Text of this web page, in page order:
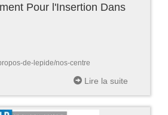
Pour l'Insertion Dans
de-lepide/nos-centre
Lire la suite